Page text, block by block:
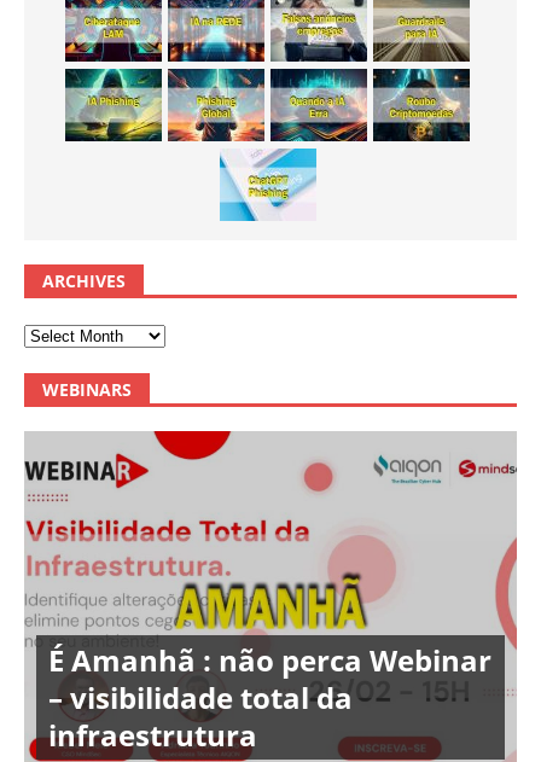
ARCHIVES
WEBINARS
É Amanhã : não perca Webinar
– visibilidade total da
infraestrutura